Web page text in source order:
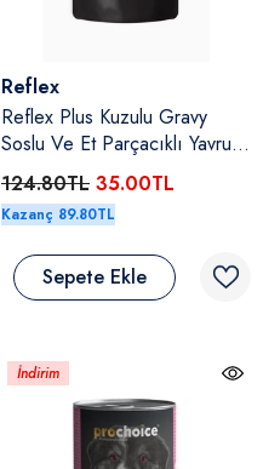
Satıcı:
Reflex
Reflex Plus Kuzulu Gravy
Soslu Ve Et Parçacıklı Yavru
Kedi Yaş Maması 85 Gr
124.80TL 35.00TL
Kazanç 89.80TL
Sepete Ekle
İndirim